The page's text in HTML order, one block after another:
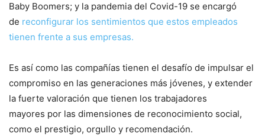
Baby Boomers; y la pandemia del Covid-19 se encargó
de reconfigurar los sentimientos que estos empleados
tienen frente a sus empresas.
Es así como las compañías tienen el desafío de impulsar el
compromiso en las generaciones más jóvenes, y extender
la fuerte valoración que tienen los trabajadores
mayores por las dimensiones de reconocimiento social,
como el prestigio, orgullo y recomendación.